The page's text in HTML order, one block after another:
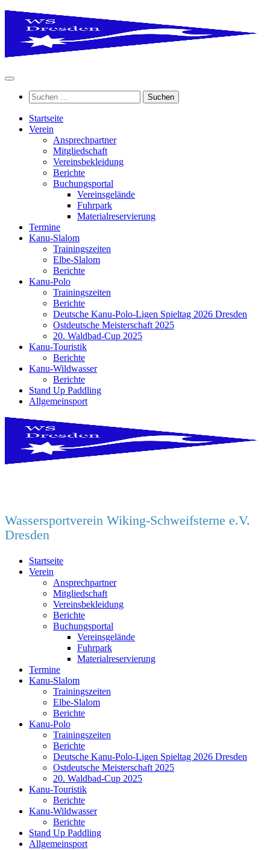
Zum
springen
Suchen
nach:
Startseite
Verein
Ansprechpartner
Mitgliedschaft
Vereinsbekleidung
Berichte
Buchungsportal
Vereinsgelände
Fuhrpark
Materialreservierung
Termine
Kanu-Slalom
Trainingszeiten
Elbe-Slalom
Berichte
Kanu-Polo
Trainingszeiten
Berichte
Deutsche Kanu-Polo-Ligen Spieltag 2026 Dresden
Ostdeutsche Meisterschaft 2025
20. Waldbad-Cup 2025
Kanu-Touristik
Berichte
Kanu-Wildwasser
Berichte
Stand Up Paddling
Allgemeinsport
Wassersportverein Wiking-Schweifsterne e.V.
Dresden
Startseite
Verein
Ansprechpartner
Mitgliedschaft
Vereinsbekleidung
Berichte
Buchungsportal
Vereinsgelände
Fuhrpark
Materialreservierung
Termine
Kanu-Slalom
Trainingszeiten
Elbe-Slalom
Berichte
Kanu-Polo
Trainingszeiten
Berichte
Deutsche Kanu-Polo-Ligen Spieltag 2026 Dresden
Ostdeutsche Meisterschaft 2025
20. Waldbad-Cup 2025
Kanu-Touristik
Berichte
Kanu-Wildwasser
Berichte
Stand Up Paddling
Allgemeinsport